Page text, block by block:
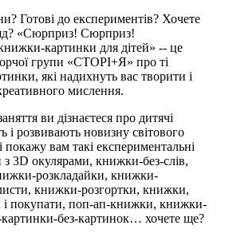
Готові до експериментів? Хочете
«Сюрприз! Сюрприз!
картинки для дітей» -- це
групи «СТОРІ+Я» про ті
які надихнуть вас творити і
мислення.
ви дізнаєтеся про дитячі
і розвивають новизну світового
покажу вам такі експериментальні
3D окулярами, книжки-без-слів,
розкладайки, книжки-
книжки-розгортки, книжки,
і покупати, поп-ап-книжки, книжки-
без-картинок… хочете ще?